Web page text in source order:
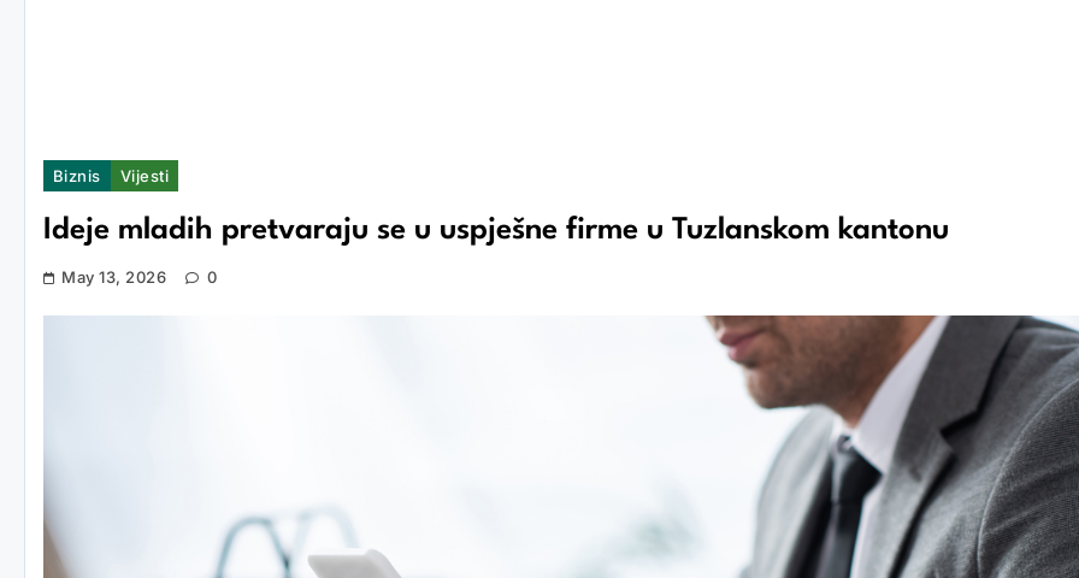
Biznis Vijesti
Ideje mladih pretvaraju se u uspješne firme u Tuzlanskom kantonu
May 13, 2026 0